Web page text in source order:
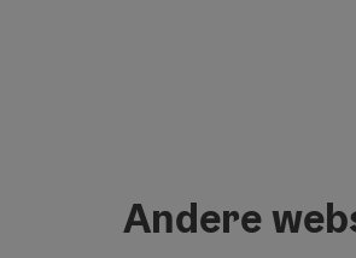
Andere